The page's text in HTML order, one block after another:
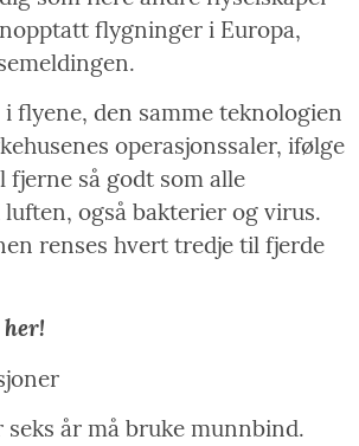
flygninger i Europa,
flyene, den samme teknologien
operasjonssaler, ifølge
fjerne så godt som alle
også bakterier og virus.
renses hvert tredje til fjerde
seks år må bruke munnbind.